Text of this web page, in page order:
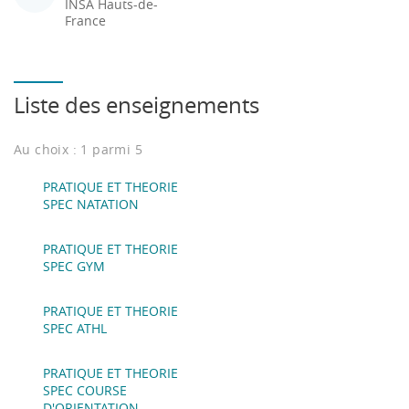
INSA Hauts-de-
France
Liste des enseignements
Au choix : 1 parmi 5
PRATIQUE ET THEORIE
SPEC NATATION
PRATIQUE ET THEORIE
SPEC GYM
PRATIQUE ET THEORIE
SPEC ATHL
PRATIQUE ET THEORIE
SPEC COURSE